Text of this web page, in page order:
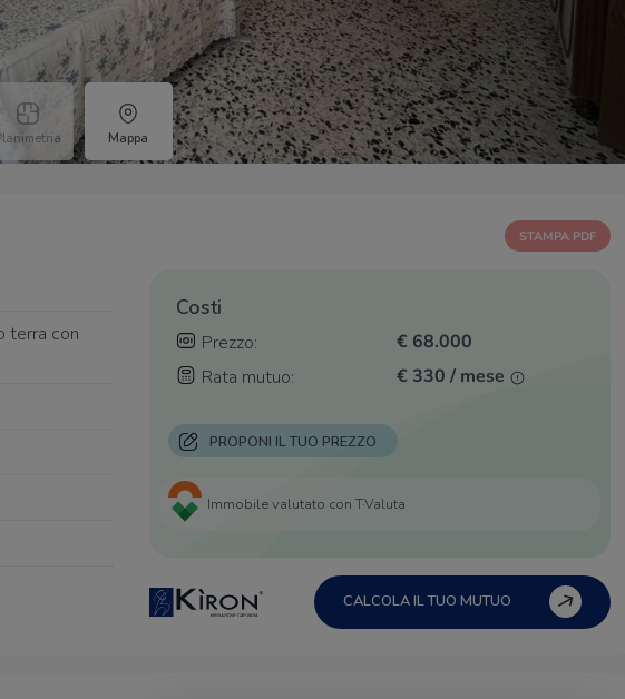
Mappa
terra con
STAMPA PDF
Costi
Prezzo:
€ 68.000
Rata mutuo:
€ 330 / mese
PROPONI IL TUO PREZZO
Immobile valutato con T·Valuta
CALCOLA IL TUO MUTUO